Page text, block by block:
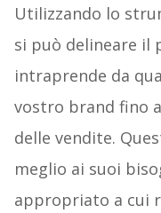
Utilizzando lo
si può delineare il
intraprende da
vostro brand fino
delle vendite.
meglio ai suoi
appropriato a cui